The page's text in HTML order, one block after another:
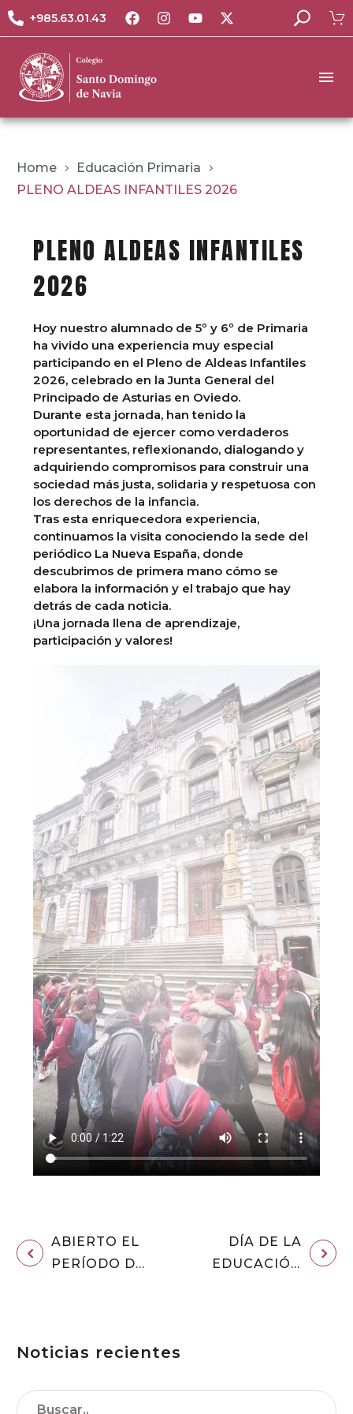
+985.63.01.43
Home
Educación Primaria
PLENO ALDEAS INFANTILES 2026
PLENO ALDEAS INFANTILES
2026
Hoy nuestro alumnado de 5º y 6º de Primaria
ha vivido una experiencia muy especial
participando en el Pleno de Aldeas Infantiles
2026, celebrado en la Junta General del
Principado de Asturias en Oviedo.
Durante esta jornada, han tenido la
oportunidad de ejercer como verdaderos
representantes, reflexionando, dialogando y
adquiriendo compromisos para construir una
sociedad más justa, solidaria y respetuosa con
los derechos de la infancia.
Tras esta enriquecedora experiencia,
continuamos la visita conociendo la sede del
periódico La Nueva España, donde
descubrimos de primera mano cómo se
elabora la información y el trabajo que hay
detrás de cada noticia.
¡Una jornada llena de aprendizaje,
participación y valores!
ABIERTO EL
PERÍODO DE
2026-27
DÍA DE LA
EDUCACIÓN
Noticias recientes